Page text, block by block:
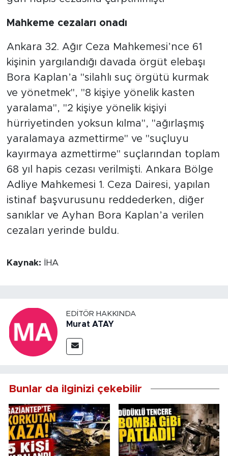
Mahkeme cezaları onadı
Ankara 32. Ağır Ceza Mahkemesi’nce 61
kişinin yargılandığı davada örgüt elebaşı
Bora Kaplan’a "silahlı suç örgütü kurmak
ve yönetmek", "8 kişiye yönelik kasten
yaralama", "2 kişiye yönelik kişiyi
hürriyetinden yoksun kılma", "ağırlaşmış
yaralamaya azmettirme" ve "suçluyu
kayırmaya azmettirme" suçlarından toplam
68 yıl hapis cezası verilmişti. Ankara Bölge
Adliye Mahkemesi 1. Ceza Dairesi, yapılan
istinaf başvurusunu reddederken, diğer
sanıklar ve Ayhan Bora Kaplan’a verilen
cezaları yerinde buldu.
Kaynak: İHA
EDITÖR HAKKINDA
Murat ATAY
Bunlar da ilginizi çekebilir